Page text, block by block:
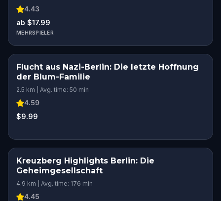
4.43
ab $17.99
MEHRSPIELER
Flucht aus Nazi-Berlin: Die letzte Hoffnung
der Blum-Familie
2.5 km | Avg. time: 50 min
4.59
$9.99
Kreuzberg Highlights Berlin: Die
Geheimgesellschaft
4.9 km | Avg. time: 176 min
4.45